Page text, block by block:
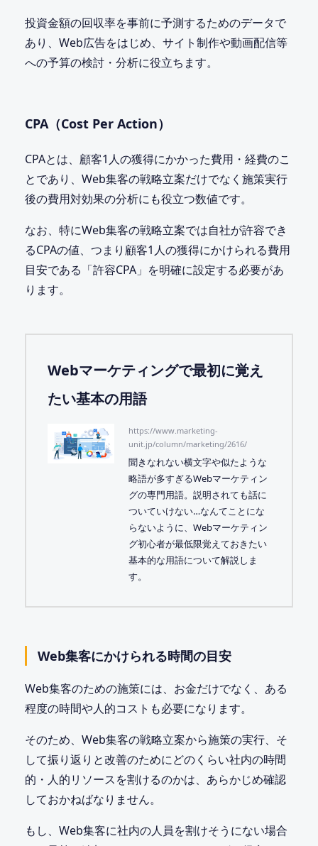
投資金額の回収率を事前に予測するためのデータで
あり、Web広告をはじめ、サイト制作や動画配信等
への予算の検討・分析に役立ちます。
CPA（Cost Per Action）
CPAとは、顧客1人の獲得にかかった費用・経費のこ
とであり、Web集客の戦略立案だけでなく施策実行
後の費用対効果の分析にも役立つ数値です。
なお、特にWeb集客の戦略立案では自社が許容でき
るCPAの値、つまり顧客1人の獲得にかけられる費用
目安である「許容CPA」を明確に設定する必要があ
ります。
Webマーケティングで最初に覚え
たい基本の用語
https://www.marketing-
unit.jp/column/marketing/2616/
聞きなれない横文字や似たような
略語が多すぎるWebマーケティン
グの専門用語。説明されても話に
ついていけない…なんてことにな
らないように、Webマーケティン
グ初心者が最低限覚えておきたい
基本的な用語について解説しま
す。
Web集客にかけられる時間の目安
Web集客のための施策には、お金だけでなく、ある
程度の時間や人的コストも必要になります。
そのため、Web集客の戦略立案から施策の実行、そ
して振り返りと改善のためにどのくらい社内の時間
的・人的リソースを割けるのかは、あらかじめ確認
しておかねばなりません。
もし、Web集客に社内の人員を割けそうにない場合